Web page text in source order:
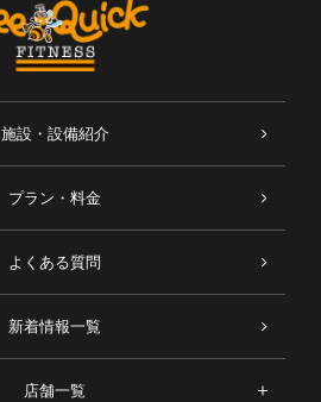
施設・設備紹介
プラン・料金
よくある質問
新着情報一覧
店舗一覧